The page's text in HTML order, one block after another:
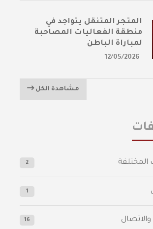
المتجر المتنقل يتواجد في
منطقة الفعاليات المصاحبة
لمباراة الباطن
12/05/2026
مشاهدة الكل
المختلفة 2
1
والاتصال 16